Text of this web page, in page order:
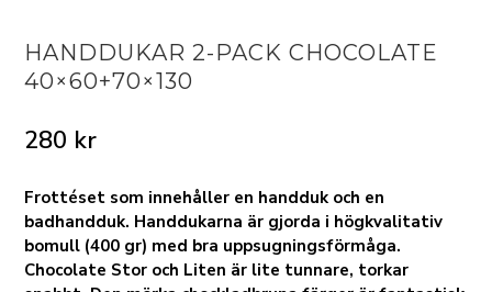
HANDDUKAR 2-PACK CHOCOLATE
40×60+70×130
280 kr
Frottéset som innehåller en handduk och en
badhandduk. Handdukarna är gjorda i högkvalitativ
bomull (400 gr) med bra uppsugningsförmåga.
Chocolate Stor och Liten är lite tunnare, torkar